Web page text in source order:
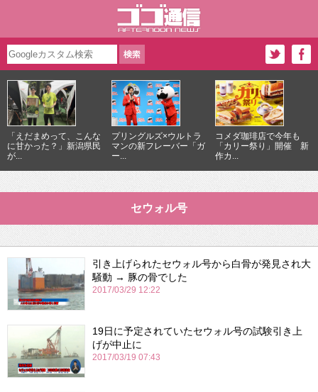
「えだまめって、こんな
に甘かった？」新潟県民
が...
プリングルズ×ウルトラ
マンの新フレーバー「ガ
ー...
コメダ珈琲店で今年も
「カリー祭り」開催 新
作カ...
セウォル号
引き上げられたセウォル号から白骨が発見され大
騒動 → 豚の骨でした
2017/03/29 12:22
19日に予定されていたセウォル号の試験引き上
げが中止に
2017/03/19 07:43